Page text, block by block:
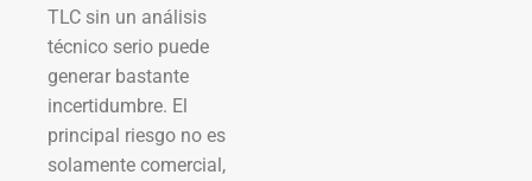
TLC sin un análisis
técnico serio puede
generar bastante
incertidumbre. El
principal riesgo no es
solamente comercial,